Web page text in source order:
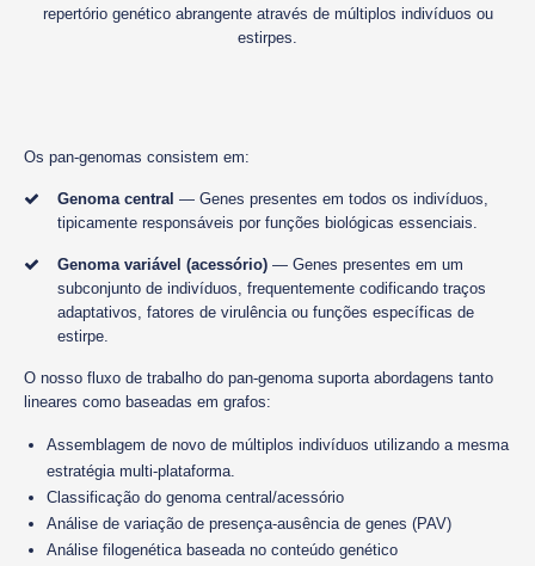
repertório genético abrangente através de múltiplos indivíduos ou
estirpes.
Os pan-genomas consistem em:
Genoma central — Genes presentes em todos os indivíduos,
tipicamente responsáveis por funções biológicas essenciais.
Genoma variável (acessório) — Genes presentes em um
subconjunto de indivíduos, frequentemente codificando traços
adaptativos, fatores de virulência ou funções específicas de
estirpe.
O nosso fluxo de trabalho do pan-genoma suporta abordagens tanto
lineares como baseadas em grafos:
Assemblagem de novo de múltiplos indivíduos utilizando a mesma
estratégia multi-plataforma.
Classificação do genoma central/acessório
Análise de variação de presença-ausência de genes (PAV)
Análise filogenética baseada no conteúdo genético